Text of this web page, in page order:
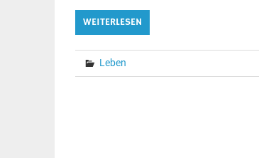
WEITERLESEN
Leben